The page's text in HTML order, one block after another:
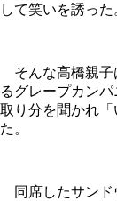
して笑いを誘った
そんな高橋親子
るグレープカン
取り分を聞かれ
た。
同席したサンド